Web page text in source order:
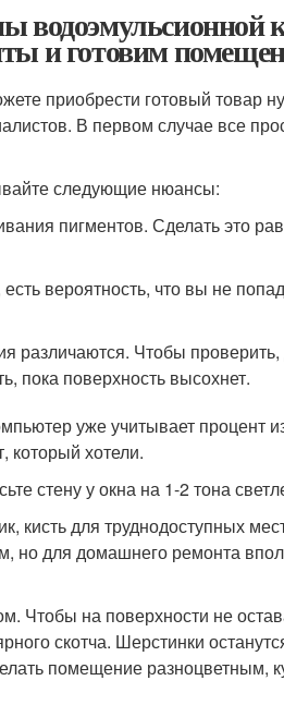
и готовим
приобрести готовый товар
В первом случае все
следующие нюансы:
пигментов. Сделать это
вероятность, что вы не
различаются. Чтобы проверить,
пока поверхность высохнет.
уже учитывает процент
который хотели.
стену у окна на 1-2 тона
для труднодоступных
но для домашнего ремонта
Чтобы на поверхности не
скотча. Шерстинки
помещение разноцветным,